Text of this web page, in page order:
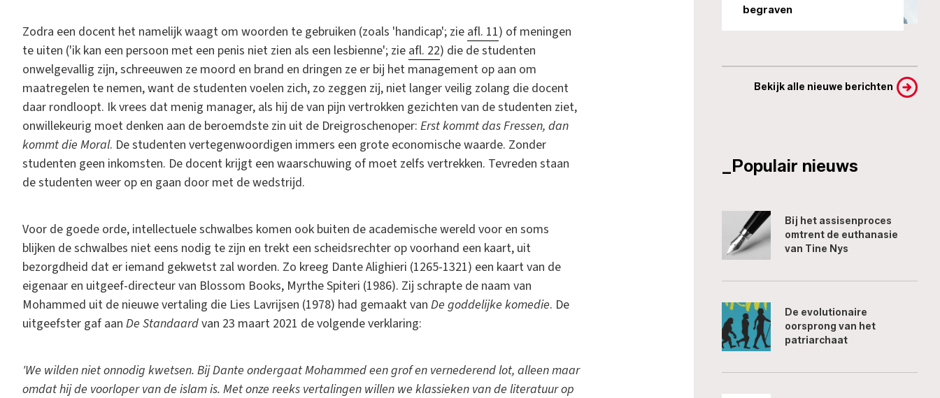
Zodra een docent het namelijk waagt om woorden te gebruiken (zoals 'handicap'; zie afl. 11) of meningen
te uiten ('ik kan een persoon met een penis niet zien als een lesbienne'; zie afl. 22) die de studenten
onwelgevallig zijn, schreeuwen ze moord en brand en dringen ze er bij het management op aan om
maatregelen te nemen, want de studenten voelen zich, zo zeggen zij, niet langer veilig zolang die docent
daar rondloopt. Ik vrees dat menig manager, als hij de van pijn vertrokken gezichten van de studenten ziet,
onwillekeurig moet denken aan de beroemdste zin uit de Dreigroschenoper: Erst kommt das Fressen, dan
kommt die Moral. De studenten vertegenwoordigen immers een grote economische waarde. Zonder
studenten geen inkomsten. De docent krijgt een waarschuwing of moet zelfs vertrekken. Tevreden staan
de studenten weer op en gaan door met de wedstrijd.
Voor de goede orde, intellectuele schwalbes komen ook buiten de academische wereld voor en soms
blijken de schwalbes niet eens nodig te zijn en trekt een scheidsrechter op voorhand een kaart, uit
bezorgdheid dat er iemand gekwetst zal worden. Zo kreeg Dante Alighieri (1265-1321) een kaart van de
eigenaar en uitgeef-directeur van Blossom Books, Myrthe Spiteri (1986). Zij schrapte de naam van
Mohammed uit de nieuwe vertaling die Lies Lavrijsen (1978) had gemaakt van De goddelijke komedie. De
uitgeefster gaf aan De Standaardvan 23 maart 2021 de volgende verklaring:
'We wilden niet onnodig kwetsen. Bij Dante ondergaat Mohammed een grof en vernederend lot, alleen maar
omdat hij de voorloper van de islam is. Met onze reeks vertalingen willen we klassieken van de literatuur op
begraven
Bekijk alle nieuwe berichten
_Populair nieuws
Bij het assisenproces
omtrent de euthanasie
van Tine Nys
De evolutionaire
oorsprong van het
patriarchaat